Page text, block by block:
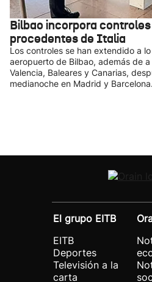
Bilbao incorpora
procedentes de Italia
Los controles se han extendido a
aeropuerto de Bilbao, además de
Valencia, Baleares y Canarias,
medianoche en Madrid y Barcelona.
El grupo EITB
EITB
Deportes
Televisión a la
carta